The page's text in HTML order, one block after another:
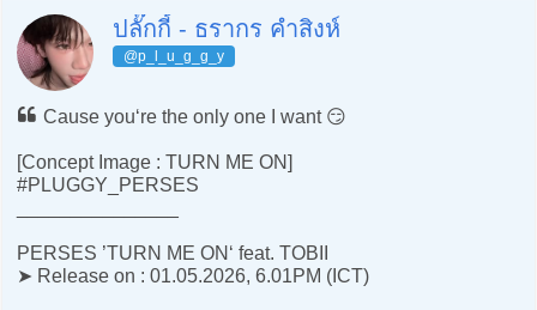
ปลั๊กกี้ - ธรากร คำสิงห์
@p_l_u_g_g_y
Cause you‘re the only one I want 😏
[Concept Image : TURN ME ON]
#PLUGGY_PERSES
PERSES ’TURN ME ON‘ feat. TOBII
➤ Release on : 01.05.2026, 6.01PM (ICT)